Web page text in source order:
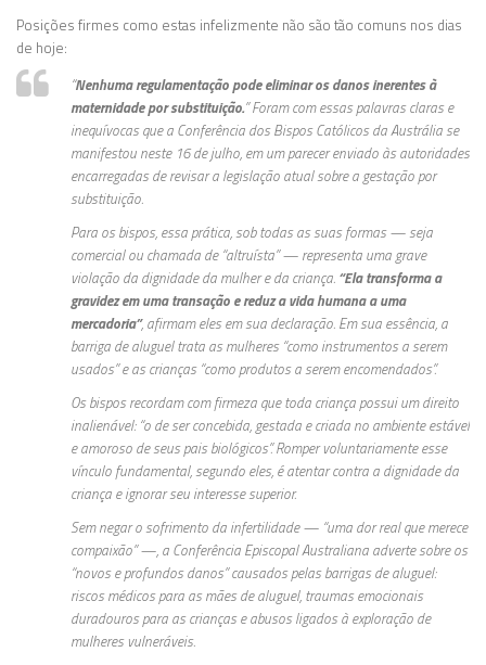
Posições firmes como estas infelizmente não são tão comuns nos dias
de hoje:
“Nenhuma regulamentação pode eliminar os danos inerentes à
maternidade por substituição.” Foram com essas palavras claras e
inequívocas que a Conferência dos Bispos Católicos da Austrália se
manifestou neste 16 de julho, em um parecer enviado às autoridades
encarregadas de revisar a legislação atual sobre a gestação por
substituição.
Para os bispos, essa prática, sob todas as suas formas — seja
comercial ou chamada de “altruísta” — representa uma grave
violação da dignidade da mulher e da criança. “Ela transforma a
gravidez em uma transação e reduz a vida humana a uma
mercadoria”, afirmam eles em sua declaração. Em sua essência, a
barriga de aluguel trata as mulheres “como instrumentos a serem
usados” e as crianças “como produtos a serem encomendados”.
Os bispos recordam com firmeza que toda criança possui um direito
inalienável: “o de ser concebida, gestada e criada no ambiente estável
e amoroso de seus pais biológicos”. Romper voluntariamente esse
vínculo fundamental, segundo eles, é atentar contra a dignidade da
criança e ignorar seu interesse superior.
Sem negar o sofrimento da infertilidade — “uma dor real que merece
compaixão” —, a Conferência Episcopal Australiana adverte sobre os
“novos e profundos danos” causados pelas barrigas de aluguel:
riscos médicos para as mães de aluguel, traumas emocionais
duradouros para as crianças e abusos ligados à exploração de
mulheres vulneráveis.